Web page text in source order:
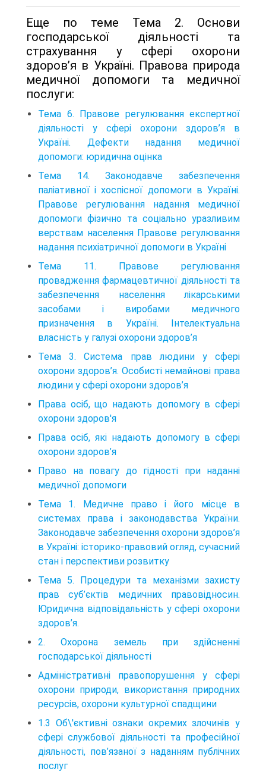
Еще по теме Тема 2. Основи
господарської діяльності та
страхування у сфері охорони
здоров’я в Україні. Правова природа
медичної допомоги та медичної
послуги:
Тема 6. Правове регулювання експертної
діяльності у сфері охорони здоров’я в
Україні. Дефекти надання медичної
допомоги: юридична оцінка
Тема 14. Законодавче забезпечення
паліативної і хоспісної допомоги в Україні.
Правове регулювання надання медичної
допомоги фізично та соціально уразливим
верствам населення Правове регулювання
надання психіатричної допомоги в Україні
Тема 11. Правове регулювання
провадження фармацевтичної діяльності та
забезпечення населення лікарськими
засобами і виробами медичного
призначення в Україні. Інтелектуальна
власність у галузі охорони здоров’я
Тема 3. Система прав людини у сфері
охорони здоров’я. Особисті немайнові права
людини у сфері охорони здоров’я
Права осіб, що надають допомогу в сфері
охорони здоров'я
Права осіб, які надають допомогу в сфері
охорони здоров’я
Право на повагу до гідності при наданні
медичної допомоги
Тема 1. Медичне право і його місце в
системах права і законодавства України.
Законодавче забезпечення охорони здоров’я
в Україні: історико-правовий огляд, сучасний
стан і перспективи розвитку
Тема 5. Процедури та механізми захисту
прав суб’єктів медичних правовідносин.
Юридична відповідальність у сфері охорони
здоров’я.
2. Охорона земель при здійсненні
господарської діяльності
Адміністративні правопорушення у сфері
охорони природи, використання природних
ресурсів, охорони культурної спадщини
1.3 Об\'єктивні ознаки окремих злочинів у
сфері службової діяльності та професійної
діяльності, пов’язаної з наданням публічних
послуг